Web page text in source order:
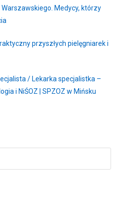
Medycy, którzy
przyszłych pielęgniarek i
/ Lekarka specjalistka –
i NiŚOZ | SPZOZ w Mińsku